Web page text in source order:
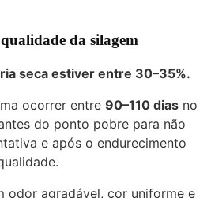
da silagem
seca estiver entre 30–35%.
ocorrer entre 90–110 dias no
do ponto pobre para não
e após o endurecimento
odor agradável, cor uniforme e